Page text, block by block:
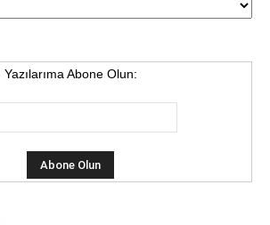
Yazılarıma Abone Olun: